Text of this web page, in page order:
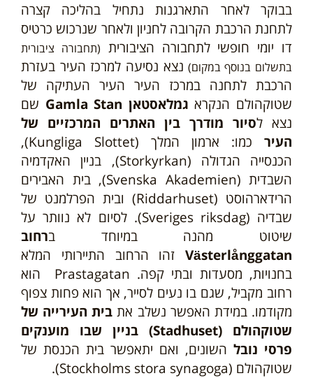
בבוקר לאחר התארגנות נתחיל בהליכה קצרה
לתחנת הרכבת הקרובה לחניון ולאחר שנרכוש כרטיס
דו יומי חופשי לתחבורה הציבורית (תחבורה ציבורית
בתשלום בנוסף במקום) נצא נסיעה למרכז העיר בעזרת
הרכבת לתחנה במרכז העיר העיר העתיקה של
שטוקהולם הנקרא גמלאסטאן Gamla Stan
שם
נצא לסיור מודרך בין האתרים המרכזיים של
העיר
כמו: ארמון המלך (Kungliga Slottet),
הכנסייה הגדולה (Storkyrkan), בניין האקדמיה
השבדית (Svenska Akademien), בית האבירים
הרידארהוסט (Riddarhuset) ובית הפרלמנט של
שבדיה (Sveriges riksdag). לסיום לא נוותר על
שיטוט מהנה במיוחד ברחוב
Västerlånggatan זהו הרחוב התיירותי המלא
בחנויות, מסעדות ובתי קפה. Prastagatan הוא
רחוב מקביל, שגם בו נעים לסייר, אך הוא פחות צפוף
מקודמו.במידת האפשר נשלב את בית העירייה של
שטוקהולם (Stadhuset) בניין שבו מוענקים
פרסי נובל השונים, ואם יתאפשר בית הכנסת של
שטוקהולם (Stockholms stora synagoga).